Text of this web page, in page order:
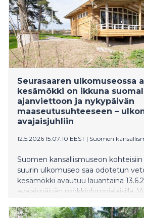
Seurasaaren ulkomuseossa
kesämökki on ikkuna
ajanviettoon ja nykypäivän
maaseutusuhteeseen –
avajaisjuhliin
12.5.2026 15:07:10 EEST | Suomen
Suomen kansallismuseon
suurin ulkomuseo saa odotetun
kesämökki avautuu lauantaina
avajaispäivän mökkiolympialaisilla.
siirretty kesämökki tuo